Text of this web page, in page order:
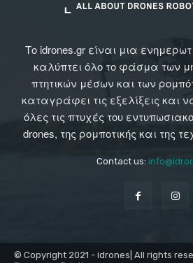
Το idrones.gr είναι μια
καλύπτει όλο το φάσμα των
πτητικών μέσων και των
καταγράφει τις εξελίξεις και
όλες τις πτυχές του
drones, της ρομποτικής και της
Contact us:
© Copyright 2021 - idrones| All rights